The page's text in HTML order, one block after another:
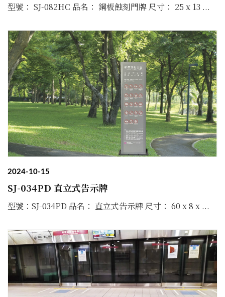
型號： SJ-082HC 品名： 鋼板蝕刻門牌 尺寸： 25 x 13 ...
2024-10-15
SJ-034PD 直立式告示牌
型號：SJ-034PD 品名： 直立式告示牌 尺寸： 60 x 8 x ...